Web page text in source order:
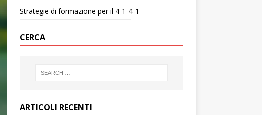
Strategie di formazione per il 4-1-4-1
CERCA
ARTICOLI RECENTI